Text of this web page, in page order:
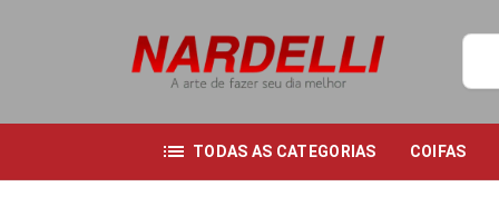
list TODAS AS CATEGORIAS COIFAS